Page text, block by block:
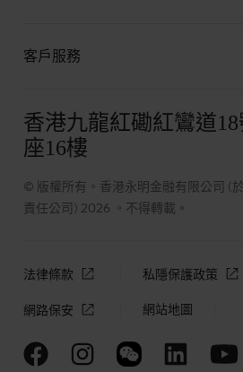
客戶服務
香港九龍紅磡紅鸞道
座16樓
© 版權所有。香港永明金融有限公司 (
責任公司) 2026 。不得轉載。
法律條款 私隱保護政策
網路保安 網站地圖